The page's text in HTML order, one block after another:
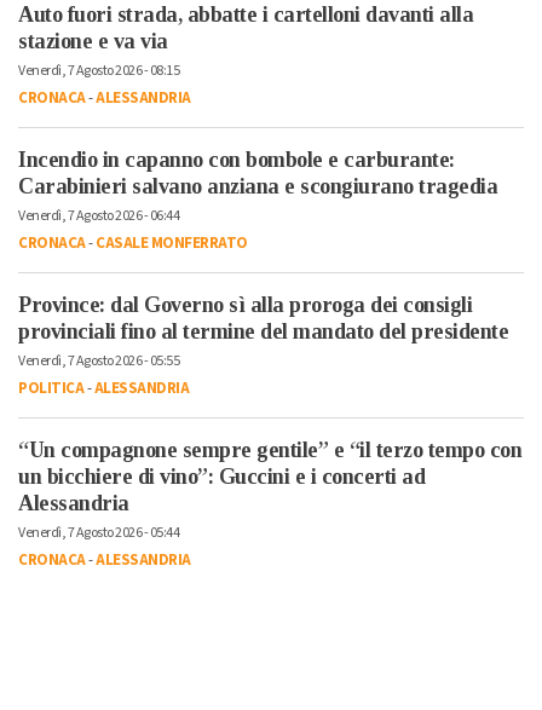
Auto fuori strada, abbatte i cartelloni davanti alla
stazione e va via
Venerdì, 7 Agosto 2026 - 08:15
CRONACA-ALESSANDRIA
Incendio in capanno con bombole e carburante:
Carabinieri salvano anziana e scongiurano tragedia
Venerdì, 7 Agosto 2026 - 06:44
CRONACA-CASALE MONFERRATO
Province: dal Governo sì alla proroga dei consigli
provinciali fino al termine del mandato del presidente
Venerdì, 7 Agosto 2026 - 05:55
POLITICA-ALESSANDRIA
“Un compagnone sempre gentile” e “il terzo tempo con
un bicchiere di vino”: Guccini e i concerti ad
Alessandria
Venerdì, 7 Agosto 2026 - 05:44
CRONACA-ALESSANDRIA